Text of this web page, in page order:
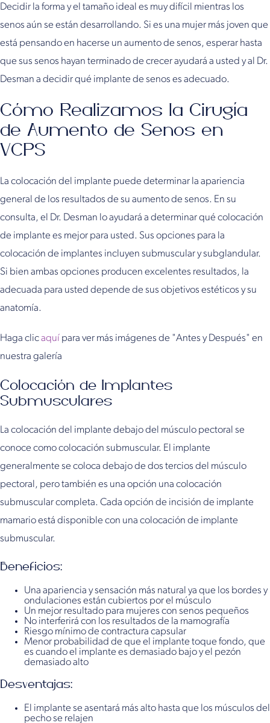
Decidir la forma y el tamaño ideal es muy difícil mientras los
senos aún se están desarrollando. Si es una mujer más joven que
está pensando en hacerse un aumento de senos, esperar hasta
que sus senos hayan terminado de crecer ayudará a usted y al Dr.
Desman a decidir qué implante de senos es adecuado.
Cómo Realizamos la Cirugía
de Aumento de Senos en
VCPS
La colocación del implante puede determinar la apariencia
general de los resultados de su aumento de senos. En su
consulta, el Dr. Desman lo ayudará a determinar qué colocación
de implante es mejor para usted. Sus opciones para la
colocación de implantes incluyen submuscular y subglandular.
Si bien ambas opciones producen excelentes resultados, la
adecuada para usted depende de sus objetivos estéticos y su
anatomía.
Haga clicaquí para ver más imágenes de "Antes y Después" en
nuestra galería
Colocación de Implantes
Submusculares
La colocación del implante debajo del músculo pectoral se
conoce como colocación submuscular. El implante
generalmente se coloca debajo de dos tercios del músculo
pectoral, pero también es una opción una colocación
submuscular completa. Cada opción de incisión de implante
mamario está disponible con una colocación de implante
submuscular.
Beneficios:
Una apariencia y sensación más natural ya que los bordes y
ondulaciones están cubiertos por el músculo
Un mejor resultado para mujeres con senos pequeños
No interferirá con los resultados de la mamografía
Riesgo mínimo de contractura capsular
Menor probabilidad de que el implante toque fondo, que
es cuando el implante es demasiado bajo y el pezón
demasiado alto
Desventajas:
El implante se asentará más alto hasta que los músculos del
pecho se relajen